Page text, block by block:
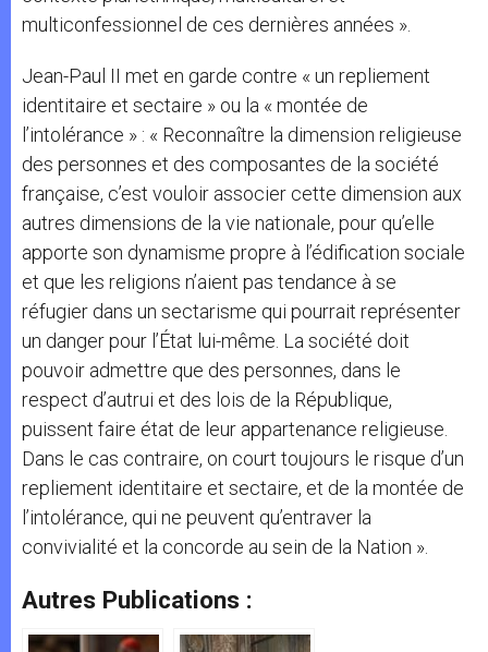
multiconfessionnel de ces dernières années ».
Jean-Paul II met en garde contre « un repliement
identitaire et sectaire » ou la « montée de
l’intolérance » : « Reconnaître la dimension religieuse
des personnes et des composantes de la société
française, c’est vouloir associer cette dimension aux
autres dimensions de la vie nationale, pour qu’elle
apporte son dynamisme propre à l’édification sociale
et que les religions n’aient pas tendance à se
réfugier dans un sectarisme qui pourrait représenter
un danger pour l’État lui-même. La société doit
pouvoir admettre que des personnes, dans le
respect d’autrui et des lois de la République,
puissent faire état de leur appartenance religieuse.
Dans le cas contraire, on court toujours le risque d’un
repliement identitaire et sectaire, et de la montée de
l’intolérance, qui ne peuvent qu’entraver la
convivialité et la concorde au sein de la Nation ».
Autres Publications :